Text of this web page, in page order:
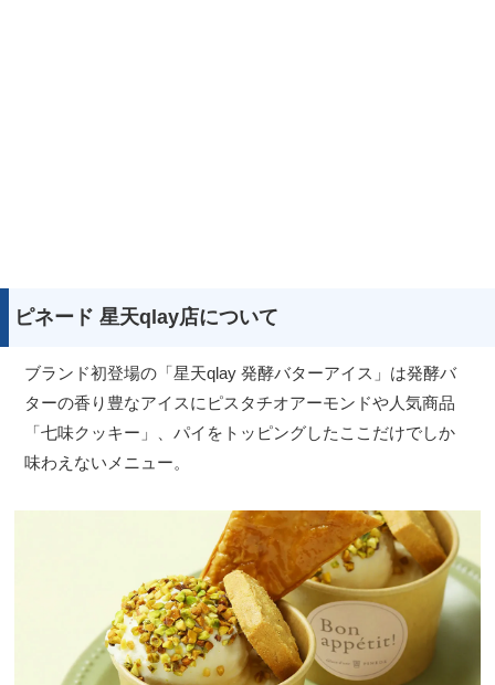
ピネード 星天qlay店について
ブランド初登場の「星天qlay 発酵バターアイス」は発酵バ
ターの香り豊なアイスにピスタチオアーモンドや人気商品
「七味クッキー」、パイをトッピングしたここだけでしか
味わえないメニュー。